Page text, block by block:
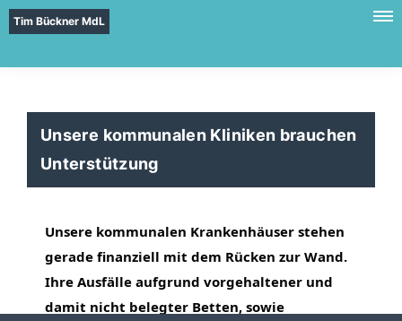
Tim Bückner MdL
Unsere kommunalen Kliniken brauchen
Unterstützung
Unsere kommunalen Krankenhäuser stehen
gerade finanziell mit dem Rücken zur Wand.
Ihre Ausfälle aufgrund vorgehaltener und
damit nicht belegter Betten, sowie